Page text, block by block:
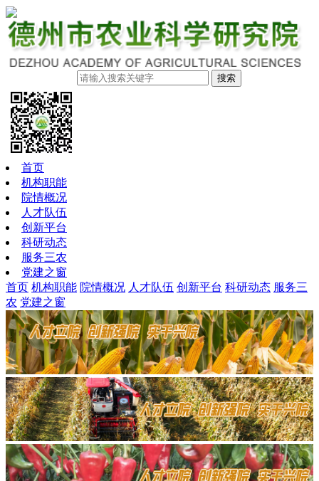
搜索
首页
机构职能
院情概况
人才队伍
创新平台
科研动态
服务三农
党建之窗
首页 机构职能 院情概况 人才队伍 创新平台 科研动态 服务三
农 党建之窗